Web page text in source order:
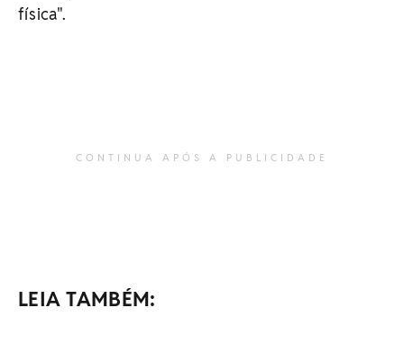
física".
CONTINUA APÓS A PUBLICIDADE
LEIA TAMBÉM: